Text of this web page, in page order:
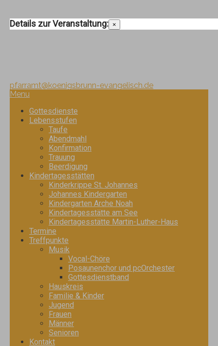
pfarramt@koenigsbrunn-evangelisch.de
Menu
Gottesdienste
Lebensstufen
Taufe
Abendmahl
Konfirmation
Trauung
Beerdigung
Kindertagesstätten
Kinderkrippe St. Johannes
Johannes Kindergarten
Kindergarten Arche Noah
Kindertagesstätte am See
Kindertagesstätte Martin-Luther-Haus
Termine
Treffpunkte
Musik
Vocal-Chöre
Posaunenchor und pcOrchester
Gottesdienstband
Hauskreis
Familie & Kinder
Jugend
Frauen
Männer
Senioren
Kontakt
Details zur Veranstaltung: ×